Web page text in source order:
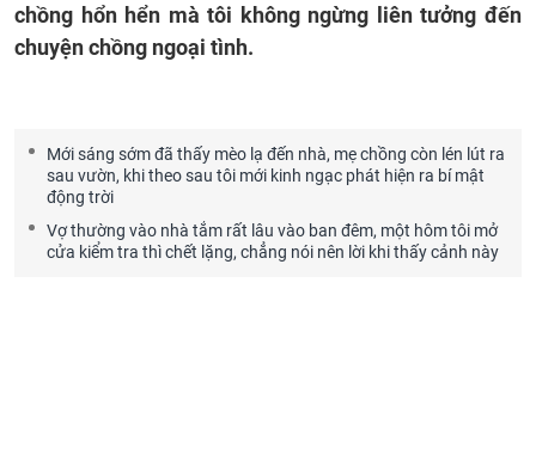
chồng hổn hển mà tôi không ngừng liên tưởng đến
chuyện chồng ngoại tình.
Mới sáng sớm đã thấy mèo lạ đến nhà, mẹ chồng còn lén lút ra
sau vườn, khi theo sau tôi mới kinh ngạc phát hiện ra bí mật
động trời
Vợ thường vào nhà tắm rất lâu vào ban đêm, một hôm tôi mở
cửa kiểm tra thì chết lặng, chẳng nói nên lời khi thấy cảnh này